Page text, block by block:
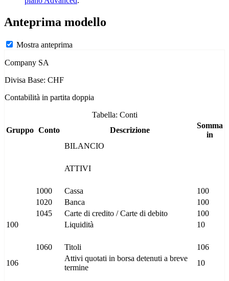
Anteprima modello
Mostra anteprima
Company SA
Divisa Base: CHF
Contabilità in partita doppia
Tabella: Conti
Gruppo Conto Descrizione
Somma
in
BILANCIO
ATTIVI
1000 Cassa
100
1020
Banca
100
1045
Carte di credito / Carte di debito
100
100
Liquidità 10
1060 Titoli
106
106
Attivi quotati in borsa detenuti a breve
termine
10